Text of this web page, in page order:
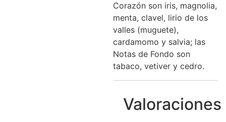
Corazón son iris, magnolia,
menta, clavel, lirio de los
valles (muguete),
cardamomo y salvia; las
Notas de Fondo son
tabaco, vetiver y cedro.
Valoraciones